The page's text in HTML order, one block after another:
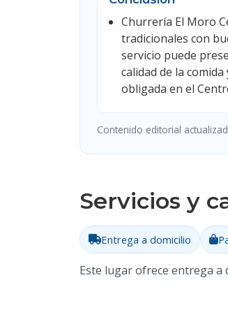
Churrería El Moro
tradicionales con
servicio puede
calidad de la
obligada en el
Contenido editorial
Servicios y
Entrega a domicilio
Este lugar ofrece entrega